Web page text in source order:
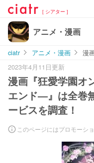
[ シアター ]
アニメ・漫画
ciatr アニメ・漫画
漫
2023年4月11日更新
漫画『狂愛学園オ
エンド―』は全巻
ービスを調査！
このページにはプロモーシ